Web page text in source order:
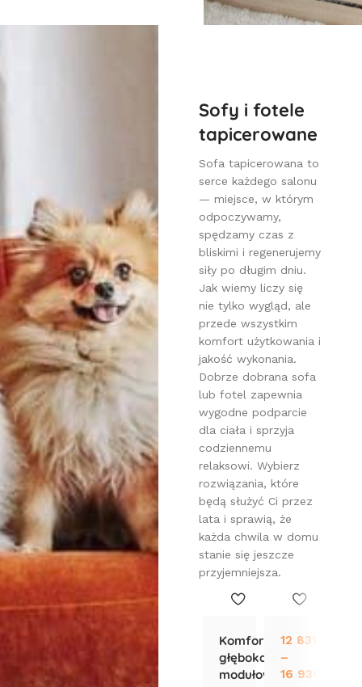
Sofy i fotele
tapicerowane
Sofa tapicerowana to
serce każdego salonu
— miejsce, w którym
odpoczywamy,
spędzamy czas z
bliskimi i regenerujemy
siły po długim dniu.
Jak wiemy liczy się
nie tylko wygląd, ale
przede wszystkim
komfort użytkowania i
jakość wykonania.
Dobrze dobrana sofa
lub fotel zapewnia
wygodne podparcie
dla ciała i sprzyja
codziennemu
relaksowi. Wybierz
rozwiązania, które
będą służyć Ci przez
lata i sprawią, że
każda chwila w domu
stanie się jeszcze
przyjemniejsza.
Komfortowa,
głęboka sofa
modułowa
12 831,00
–
16 930,00